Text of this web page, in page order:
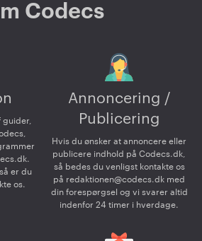
Codecs
er du
os.
Annoncering /
Publicering
Hvis du ønsker at annoncere eller
publicere indhold på Codecs.dk,
så bedes du venligst kontakte os
på redaktionen@codecs.dk med
din forespørgsel og vi svarer altid
indenfor 24 timer i hverdage.